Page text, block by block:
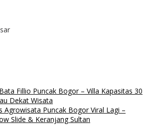
Fillio Puncak Bogor – Villa Kapasitas 30
Dekat Wisata
Agrowisata Puncak Bogor Viral Lagi –
Slide & Keranjang Sultan